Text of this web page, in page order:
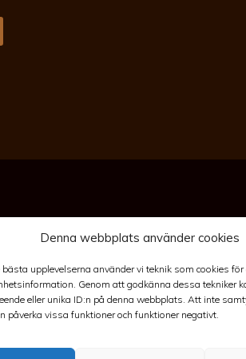
Denna webbplats använder cookies
bästa upplevelserna använder vi teknik som cookies för
Genom att godkänna dessa tekniker
eller unika ID:n på denna webbplats. Att inte
påverka vissa funktioner och funktioner negativt.
Anläggning Köpvillkor &